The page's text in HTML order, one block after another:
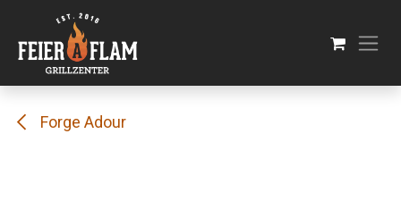
Se rendre au contenu
Forge Adour